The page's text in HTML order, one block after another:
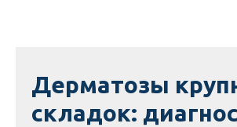
Дерматозы
складок: